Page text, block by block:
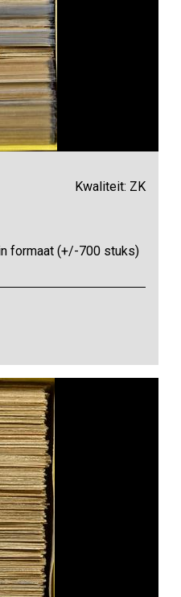
Kwaliteit: ZK
formaat (+/-700 stuks)